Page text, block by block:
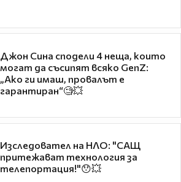
Джон Сина сподели 4 неща, които
могат да съсипят всяко GenZ:
„Ако ги имаш, провалът е
гарантиран“🧐💥
Изследовател на НЛО: "САЩ
притежават технология за
телепортация!"😯💥